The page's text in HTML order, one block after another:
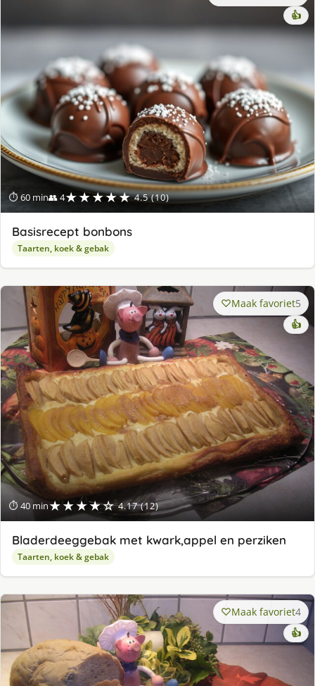
⏱ 60 min👥 4★★★★★ 4.5 (10)
👍
Basisrecept bonbons
Taarten, koek & gebak
⏱ 40 min★★★★☆ 4.17 (12)
Maak favoriet5
👍
Bladerdeeggebak met kwark,appel en perziken
Taarten, koek & gebak
Maak favoriet4
👍